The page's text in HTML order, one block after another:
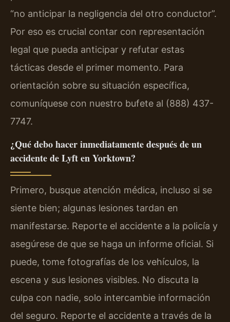
“no anticipar la negligencia del otro conductor”.
Por eso es crucial contar con representación
legal que pueda anticipar y refutar estas
tácticas desde el primer momento. Para
orientación sobre su situación específica,
comuníquese con nuestro bufete al (888) 437-
7747.
¿Qué debo hacer inmediatamente después de un
accidente de Lyft en Yorktown?
Primero, busque atención médica, incluso si se
siente bien; algunas lesiones tardan en
manifestarse. Reporte el accidente a la policía y
asegúrese de que se haga un informe oficial. Si
puede, tome fotografías de los vehículos, la
escena y sus lesiones visibles. No discuta la
culpa con nadie, solo intercambie información
del seguro. Reporte el accidente a través de la